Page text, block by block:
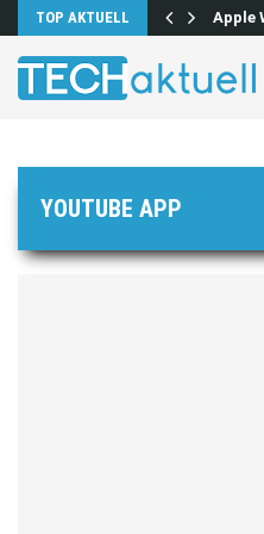
TOP AKTUELL Apple
YOUTUBE APP